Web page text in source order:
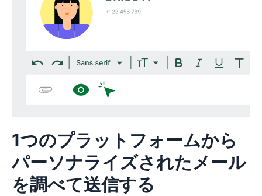
1つのプラットフォームから
パーソナライズされたメール
を調べて送信する